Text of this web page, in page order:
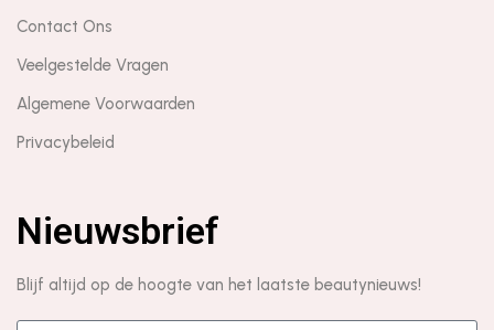
Contact Ons
Veelgestelde Vragen
Algemene Voorwaarden
Privacybeleid
Nieuwsbrief
Blijf altijd op de hoogte van het laatste beautynieuws!